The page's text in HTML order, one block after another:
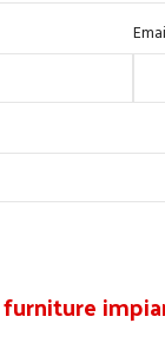
furniture